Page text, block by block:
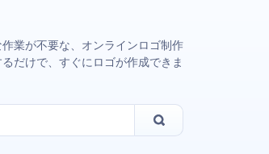
業が不要な、オンラインロゴ制作
だけで、すぐにロゴが作成できま